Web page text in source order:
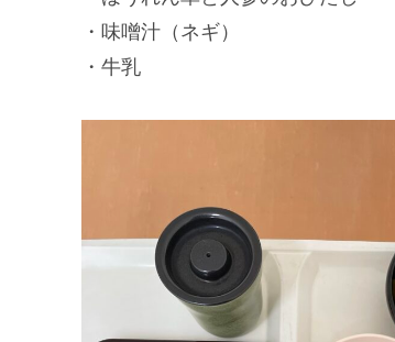
・味噌汁（ネギ）
・牛乳